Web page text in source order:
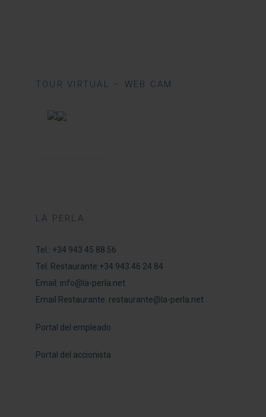
TOUR VIRTUAL – WEB CAM
LA PERLA
Tel.: +34 943 45 88 56
Tel. Restaurante:+34 943 46 24 84
Email: info@la-perla.net
Email Restaurante: restaurante@la-perla.net
Portal del empleado
Portal del accionista